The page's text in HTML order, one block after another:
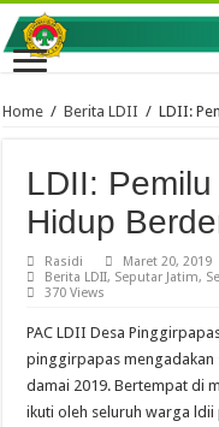
Home / Berita LDII / LDII:
LDII:
Hidup
Rasidi
Maret 20, 2019
Berita LDII, Seputar Jatim,
370 Views
PAC LDII Desa
pinggirpapas mengadakan
damai 2019. Bertempat di
ikuti oleh seluruh warga